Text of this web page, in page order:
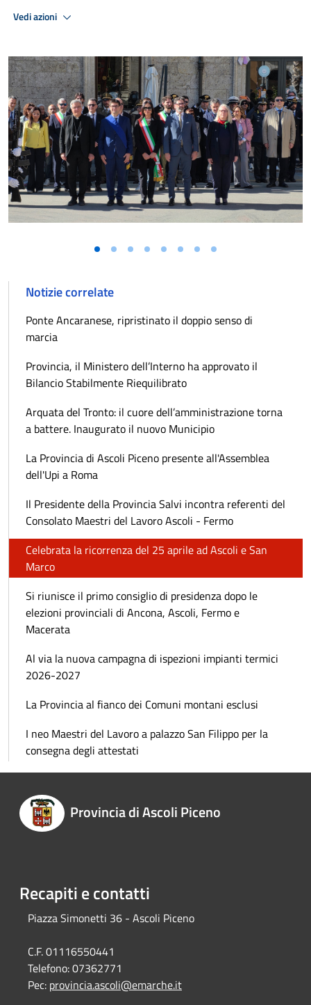
Vedi azioni
Notizie correlate
Ponte Ancaranese, ripristinato il doppio senso di
marcia
Provincia, il Ministero dell’Interno ha approvato il
Bilancio Stabilmente Riequilibrato
Arquata del Tronto: il cuore dell’amministrazione torna
a battere. Inaugurato il nuovo Municipio
La Provincia di Ascoli Piceno presente all'Assemblea
dell'Upi a Roma
Il Presidente della Provincia Salvi incontra referenti del
Consolato Maestri del Lavoro Ascoli - Fermo
Celebrata la ricorrenza del 25 aprile ad Ascoli e San
Marco
Si riunisce il primo consiglio di presidenza dopo le
elezioni provinciali di Ancona, Ascoli, Fermo e
Macerata
Al via la nuova campagna di ispezioni impianti termici
2026-2027
La Provincia al fianco dei Comuni montani esclusi
I neo Maestri del Lavoro a palazzo San Filippo per la
consegna degli attestati
Provincia di Ascoli Piceno
Recapiti e contatti
Piazza Simonetti 36 - Ascoli Piceno
C.F. 01116550441
Telefono:07362771
Pec: provincia.ascoli@emarche.it